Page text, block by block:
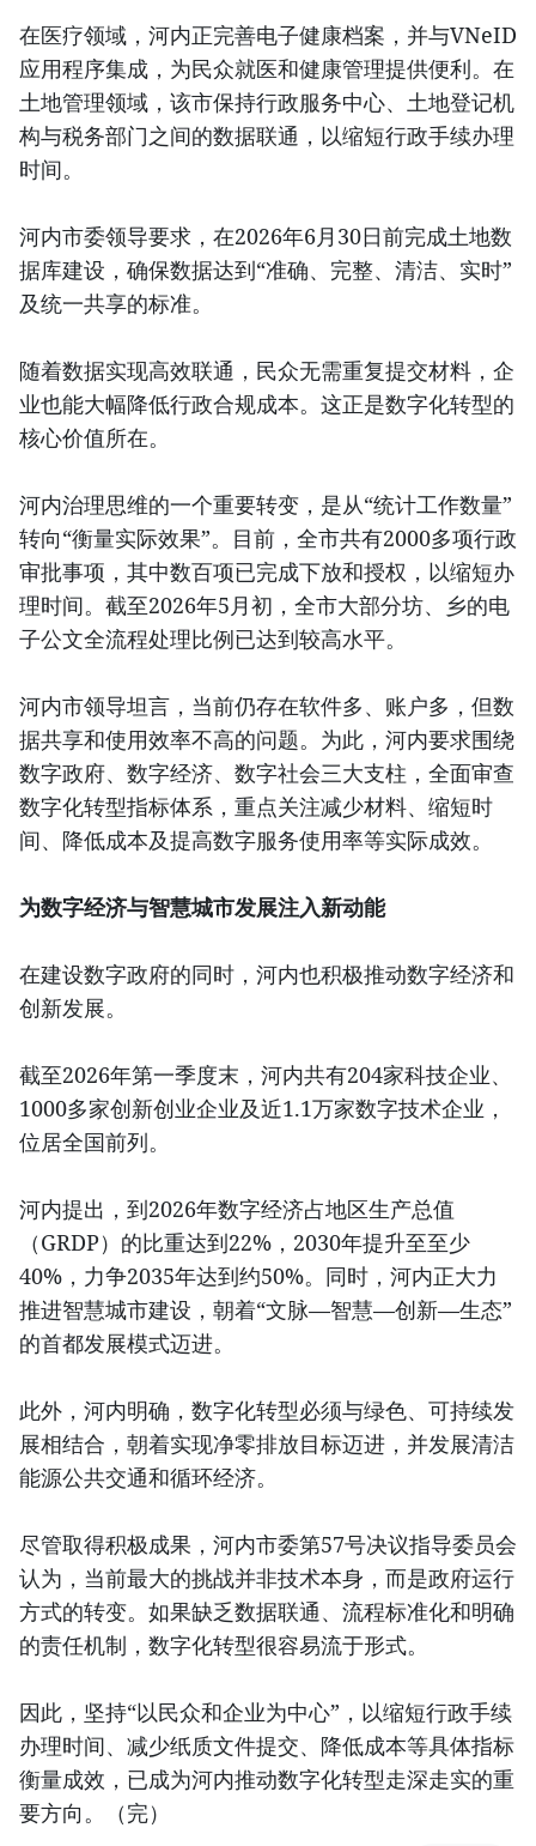
在医疗领域，河内正完善电子健康档案，并与VNeID
应用程序集成，为民众就医和健康管理提供便利。在
土地管理领域，该市保持行政服务中心、土地登记机
构与税务部门之间的数据联通，以缩短行政手续办理
时间。
河内市委领导要求，在2026年6月30日前完成土地数
据库建设，确保数据达到“准确、完整、清洁、实时”
及统一共享的标准。
随着数据实现高效联通，民众无需重复提交材料，企
业也能大幅降低行政合规成本。这正是数字化转型的
核心价值所在。
河内治理思维的一个重要转变，是从“统计工作数量”
转向“衡量实际效果”。目前，全市共有2000多项行政
审批事项，其中数百项已完成下放和授权，以缩短办
理时间。截至2026年5月初，全市大部分坊、乡的电
子公文全流程处理比例已达到较高水平。
河内市领导坦言，当前仍存在软件多、账户多，但数
据共享和使用效率不高的问题。为此，河内要求围绕
数字政府、数字经济、数字社会三大支柱，全面审查
数字化转型指标体系，重点关注减少材料、缩短时
间、降低成本及提高数字服务使用率等实际成效。
为数字经济与智慧城市发展注入新动能
在建设数字政府的同时，河内也积极推动数字经济和
创新发展。
截至2026年第一季度末，河内共有204家科技企业、
1000多家创新创业企业及近1.1万家数字技术企业，
位居全国前列。
河内提出，到2026年数字经济占地区生产总值
（GRDP）的比重达到22%，2030年提升至至少
40%，力争2035年达到约50%。同时，河内正大力
推进智慧城市建设，朝着“文脉—智慧—创新—生态”
的首都发展模式迈进。
此外，河内明确，数字化转型必须与绿色、可持续发
展相结合，朝着实现净零排放目标迈进，并发展清洁
能源公共交通和循环经济。
尽管取得积极成果，河内市委第57号决议指导委员会
认为，当前最大的挑战并非技术本身，而是政府运行
方式的转变。如果缺乏数据联通、流程标准化和明确
的责任机制，数字化转型很容易流于形式。
因此，坚持“以民众和企业为中心”，以缩短行政手续
办理时间、减少纸质文件提交、降低成本等具体指标
衡量成效，已成为河内推动数字化转型走深走实的重
要方向。（完）